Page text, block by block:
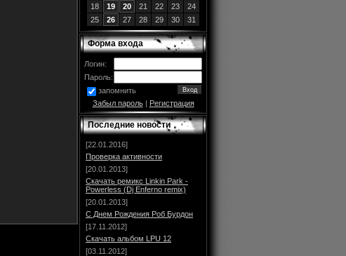
18
19 20 21 22 23
24
25
26 27 28 29 30 31
Форма входа
Логин:
Пароль:
запомнить
Забыл пароль| Регистрация
Последние новости
[22.01.2016]
Проверка активности
[20.01.2013]
Скачать ремикс Linkin Park -
Powerless (Dj Enferno remix)
[20.01.2013]
С Днем Рождения Роб Бурдон
[17.11.2012]
Скачать альбом LPU 12
[03.11.2012]